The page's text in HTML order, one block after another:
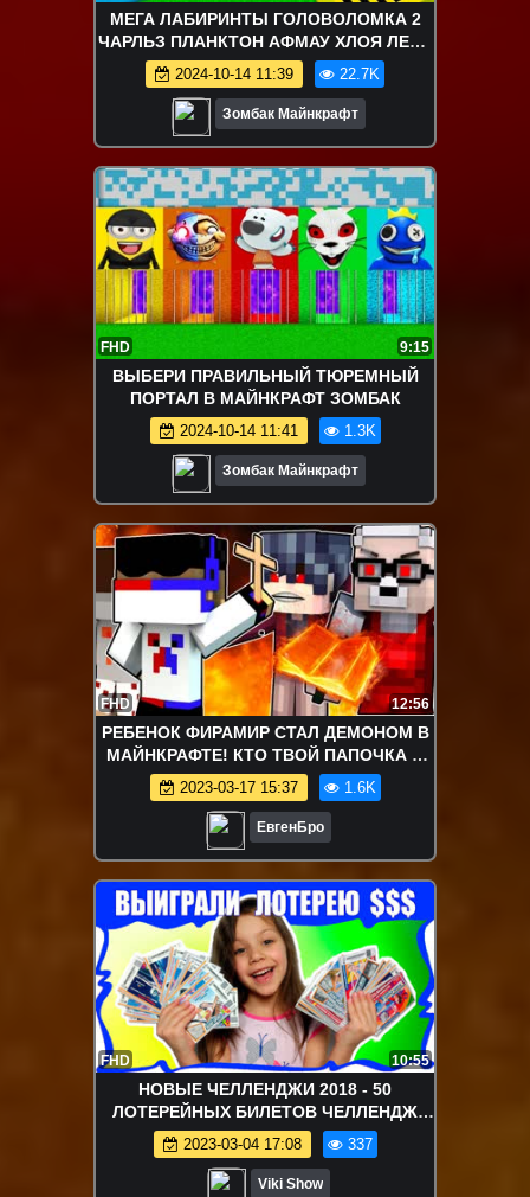
МЕГА ЛАБИРИНТЫ ГОЛОВОЛОМКА 2
ЧАРЛЬЗ ПЛАНКТОН АФМАУ ХЛОЯ ЛЕДИ
БАГ В МАЙНКРАФТ
2024-10-14 11:39 22.7K
Зомбак Майнкрафт
FHD 9:15
ВЫБЕРИ ПРАВИЛЬНЫЙ ТЮРЕМНЫЙ
ПОРТАЛ В МАЙНКРАФТ ЗОМБАК
2024-10-14 11:41 1.3K
Зомбак Майнкрафт
FHD 12:56
РЕБЕНОК ФИРАМИР СТАЛ ДЕМОНОМ В
МАЙНКРАФТЕ! КТО ТВОЙ ПАПОЧКА В
MINECRAFT! ДЕТИ В МАЙНКРАФТ! МИР
ДЕТЕЙ
2023-03-17 15:37 1.6K
ЕвгенБро
FHD 10:55
НОВЫЕ ЧЕЛЛЕНДЖИ 2018 - 50
ЛОТЕРЕЙНЫХ БИЛЕТОВ ЧЕЛЛЕНДЖ
Сколько Выиграли Денег? Вика Против
Мамы / Вики Шоу
2023-03-04 17:08 337
Viki Show